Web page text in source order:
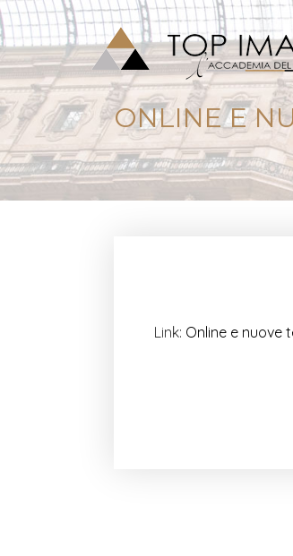
ONLINE E
Link: Online e nuove